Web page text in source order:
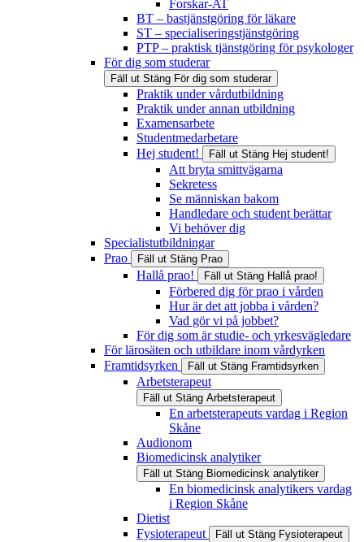
Forskar-AT
BT – bastjänstgöring för läkare
ST – specialiseringstjänstgöring
PTP – praktisk tjänstgöring för psykologer
För dig som studerar
Fäll ut Stäng För dig som studerar
Praktik under vårdutbildning
Praktik under annan utbildning
Examensarbete
Studentmedarbetare
Hej student!
Fäll ut Stäng Hej student!
Att bryta smittvägarna
Sekretess
Se människan bakom
Handledare och student berättar
Vi behöver dig
Specialistutbildningar
Prao
Fäll ut Stäng Prao
Hallå prao! Fäll ut Stäng Hallå prao!
Förbered dig för prao i vården
Hur är det att jobba i vården?
Vad gör vi på jobbet?
För dig som är studie- och yrkesvägledare
För lärosäten och utbildare inom vårdyrken
Framtidsyrken
Fäll ut Stäng Framtidsyrken
Arbetsterapeut
Fäll ut Stäng Arbetsterapeut
En arbetsterapeuts vardag i Region
Skåne
Audionom
Biomedicinsk analytiker
Fäll ut Stäng Biomedicinsk analytiker
En biomedicinsk analytikers vardag
i Region Skåne
Dietist
Fysioterapeut
Fäll ut Stäng Fysioterapeut